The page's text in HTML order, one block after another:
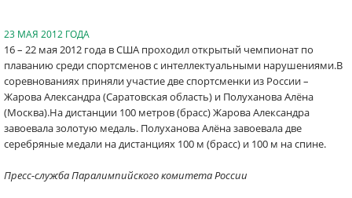
23 МАЯ 2012 ГОДА
16 – 22 мая 2012 года в США проходил открытый чемпионат по
плаванию среди спортсменов с интеллектуальными нарушениями.В
соревнованиях приняли участие две спортсменки из России –
Жарова Александра (Саратовская область) и Полуханова Алёна
(Москва).На дистанции 100 метров (брасс) Жарова Александра
завоевала золотую медаль. Полуханова Алёна завоевала две
серебряные медали на дистанциях 100 м (брасс) и 100 м на спине.
Пресс-служба Паралимпийского комитета России